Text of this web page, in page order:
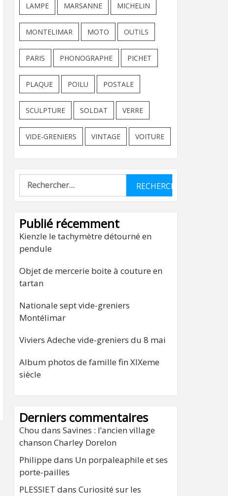
LAMPE MARSANNE MICHELIN
MONTELIMAR MOTO OUTILS
PARIS PHONOGRAPHE PICHET
PLAQUE POILU POSTALE
SCULPTURE SOLDAT VERRE
VIDE-GRENIERS VINTAGE VOITURE
Rechercher :
Publié récemment
Kienzle le tachymètre détourné en
pendule
Objet de mercerie boite à couture en
tartan
Nationale sept vide-greniers
Montélimar
Viviers Adeche vide-greniers du 8 mai
Album photos de famille fin XIXeme
siècle
Derniers commentaires
Chou dans Savines : l’ancien village
chanson Charley Dorelon
Philippe dans Un porpaleaphile et ses
porte-pailles
PLESSIET dans Curiosité sur les